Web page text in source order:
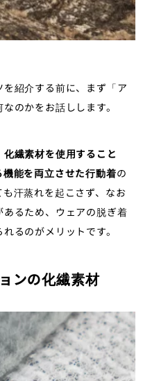
紹介する前に、まず「ア
のかをお話しします。
化繊素材を使用すること
能を両立させた行動着の
汗蒸れを起こさず、なお
るため、ウェアの脱ぎ着
るのがメリットです。
ンの化繊素材